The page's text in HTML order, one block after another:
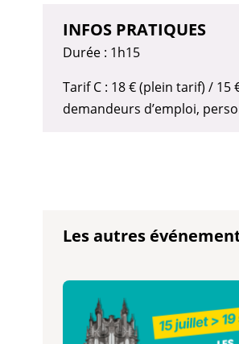
INFOS PRATIQUES
Durée : 1h15
Tarif C : 18 € (plein tarif) /
demandeurs d’emploi,
Les autres